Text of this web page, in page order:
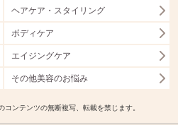
ヘアケア・スタイリング
ボディケア
エイジングケア
その他美容のお悩み
ンテンツの無断複写、転載を禁じます。